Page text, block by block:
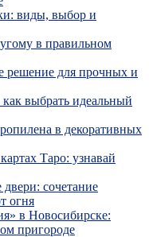
виды, выбор и
в правильном
для прочных и
выбрать идеальный
в декоративных
Таро: узнавай
сочетание
огня
в Новосибирске:
пригороде